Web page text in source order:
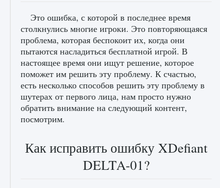
Как заработать медали лиги Clash of Clans
9 августа 2024 2 599 0 1
Это ошибка, с которой в последнее время
столкнулись многие игроки. Это повторяющаяся
проблема, которая беспокоит их, когда они
пытаются насладиться бесплатной игрой. В
настоящее время они ищут решение, которое
поможет им решить эту проблему. К счастью,
есть несколько способов решить эту проблему в
шутерах от первого лица, нам просто нужно
обратить внимание на следующий контент,
посмотрим.
Как исправить ошибку XDefiant
DELTA-01?